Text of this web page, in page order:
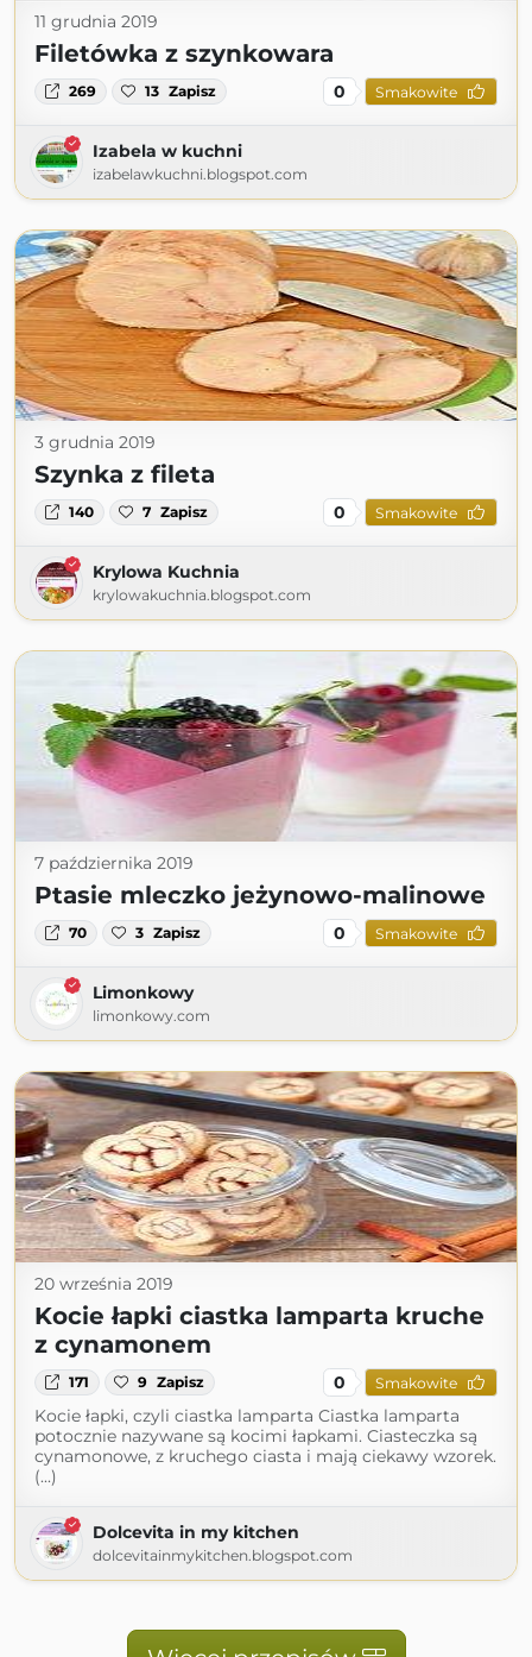
11 grudnia 2019
Filetówka z szynkowara
269 13 Zapisz 0 Smakowite
Izabela w kuchni
izabelawkuchni.blogspot.com
3 grudnia 2019
Szynka z fileta
140 7 Zapisz 0 Smakowite
Krylowa Kuchnia
krylowakuchnia.blogspot.com
7 października 2019
Ptasie mleczko jeżynowo-malinowe
70 3 Zapisz 0 Smakowite
Limonkowy
limonkowy.com
20 września 2019
Kocie łapki ciastka lamparta kruche
z cynamonem
171 9 Zapisz 0 Smakowite
Kocie łapki, czyli ciastka lamparta Ciastka lamparta
potocznie nazywane są kocimi łapkami. Ciasteczka są
cynamonowe, z kruchego ciasta i mają ciekawy wzorek.
(...)
Dolcevita in my kitchen
dolcevitainmykitchen.blogspot.com